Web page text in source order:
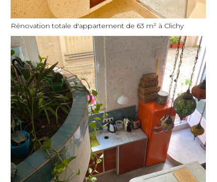
Rénovation totale d'appartement de 63 m² à Clichy